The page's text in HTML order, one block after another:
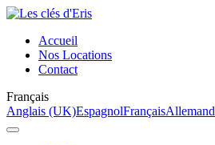
Accueil
Nos Locations
Contact
Français
Anglais (UK)EspagnolFrançaisAllemand